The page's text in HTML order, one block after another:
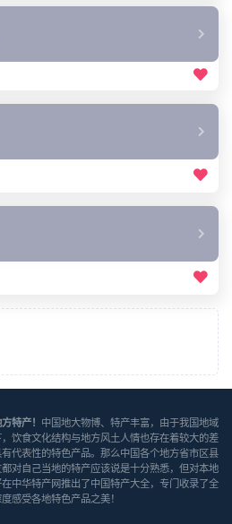
特产！ 中国地大物博、特产丰富，由于我国地域
饮食文化结构与地方风土人情也存在着较大的差
代表性的特色产品。那么中国各个地方省市区县
对自己当地的特产应该说是十分熟悉，但对本地
中华特产网推出了中国特产大全，专门收录了全
感受各地特色产品之美！